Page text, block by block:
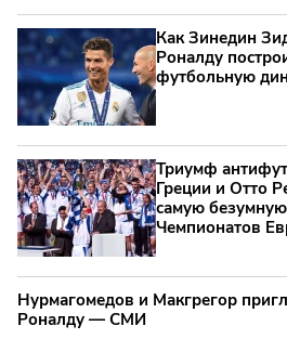
Как Зинедин
Роналду
футбольную
Триумф
Греции и Отто
самую
Чемпионатов
Нурмагомедов и Макгрегор
Роналду — СМИ